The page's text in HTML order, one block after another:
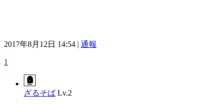
2017年8月12日 14:54 | 通報
1
ざるそば Lv.2